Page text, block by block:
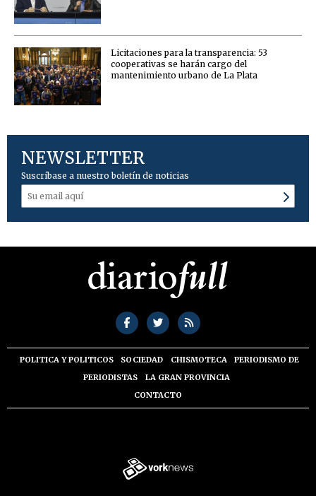
Licitaciones para la transparencia: 53
cooperativas se harán cargo del
mantenimiento urbano de La Plata
NEWSLETTER
Suscríbase a nuestro boletín de noticias
POLITICA Y POLITICOS SOCIEDAD CHISMOTECA
PERIODISMO DE
PERIODISTAS
LA GRAN PROVINCIA
CONTACTO